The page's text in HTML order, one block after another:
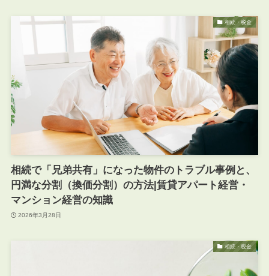
相続・税金
相続で「兄弟共有」になった物件のトラブル事例と、
円満な分割（換価分割）の方法|賃貸アパート経営・
マンション経営の知識
2026年3月28日
相続・税金